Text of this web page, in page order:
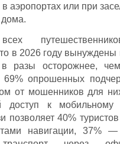
в аэропортах или при
дома.
в 2026 году вынуждены
в разы осторожнее,
69% опрошенных
от мошенников для
доступ к мобильному
позволяет 40%
навигации, 37%